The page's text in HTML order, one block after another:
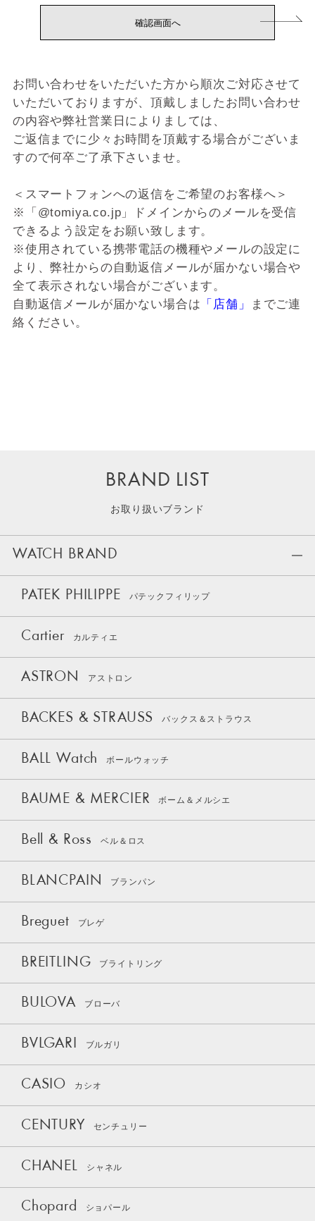
お問い合わせをいただいた方から順次ご対応させて
いただいておりますが、頂戴しましたお問い合わせ
の内容や弊社営業日によりましては、
ご返信までに少々お時間を頂戴する場合がございま
すので何卒ご了承下さいませ。
＜スマートフォンへの返信をご希望のお客様へ＞
※「@tomiya.co.jp」ドメインからのメールを受信
できるよう設定をお願い致します。
※使用されている携帯電話の機種やメールの設定に
より、弊社からの自動返信メールが届かない場合や
全て表示されない場合がございます。
自動返信メールが届かない場合は 「店舗」
までご連
絡ください。
BRAND LIST
お取り扱いブランド
WATCH BRAND
PATEK PHILIPPE パテックフィリップ
Cartier カルティエ
ASTRON アストロン
BACKES & STRAUSS バックス＆ストラウス
BALL Watch ボールウォッチ
BAUME & MERCIER ボーム＆メルシエ
Bell & Ross ベル＆ロス
BLANCPAIN ブランパン
Breguet ブレゲ
BREITLING ブライトリング
BULOVA ブローバ
BVLGARI ブルガリ
CASIO カシオ
CENTURY センチュリー
CHANEL シャネル
Chopard ショパール